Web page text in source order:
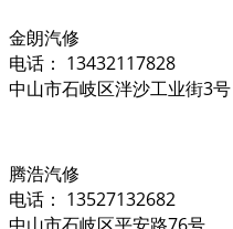
金朗汽修
电话： 13432117828
中山市石岐区泮沙工业街3号
腾浩汽修
电话： 13527132682